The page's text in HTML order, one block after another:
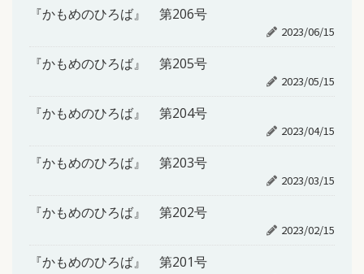
『かもめのひろば』 第206号
2023/06/15
『かもめのひろば』 第205号
2023/05/15
『かもめのひろば』 第204号
2023/04/15
『かもめのひろば』 第203号
2023/03/15
『かもめのひろば』 第202号
2023/02/15
『かもめのひろば』 第201号